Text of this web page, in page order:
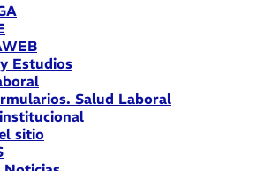
Estudios
Salud Laboral
sitio